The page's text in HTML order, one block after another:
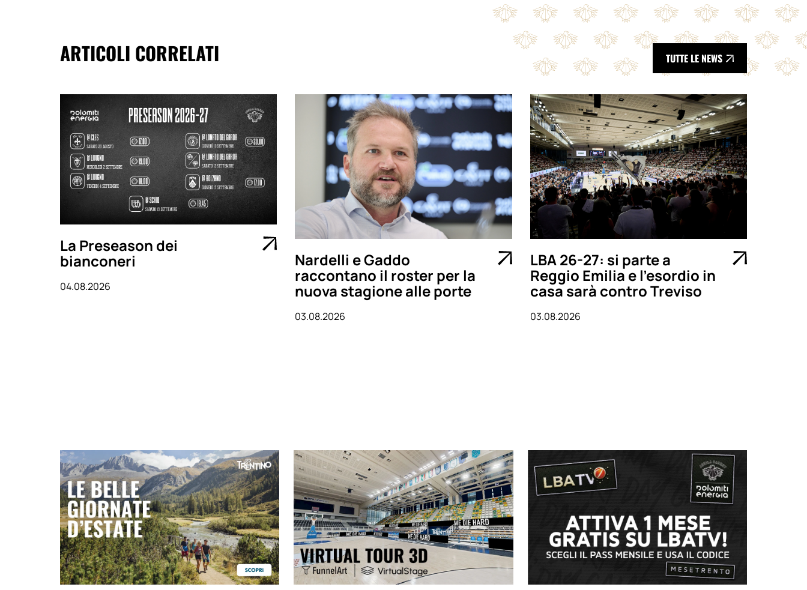
ARTICOLI CORRELATI TUTTE LE NEWS
La Preseason dei
bianconeri
04.08.2026
Nardelli e Gaddo
raccontano il roster per la
nuova stagione alle porte
03.08.2026
LBA 26-27: si parte a
Reggio Emilia e l’esordio in
casa sarà contro Treviso
03.08.2026